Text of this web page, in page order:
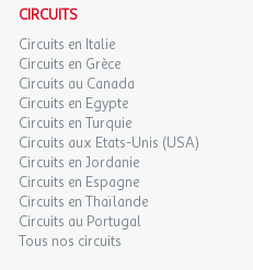
CIRCUITS
Circuits en Italie
Circuits en Grèce
Circuits au Canada
Circuits en Egypte
Circuits en Turquie
Circuits aux Etats-Unis (USA)
Circuits en Jordanie
Circuits en Espagne
Circuits en Thaïlande
Circuits au Portugal
Tous nos circuits